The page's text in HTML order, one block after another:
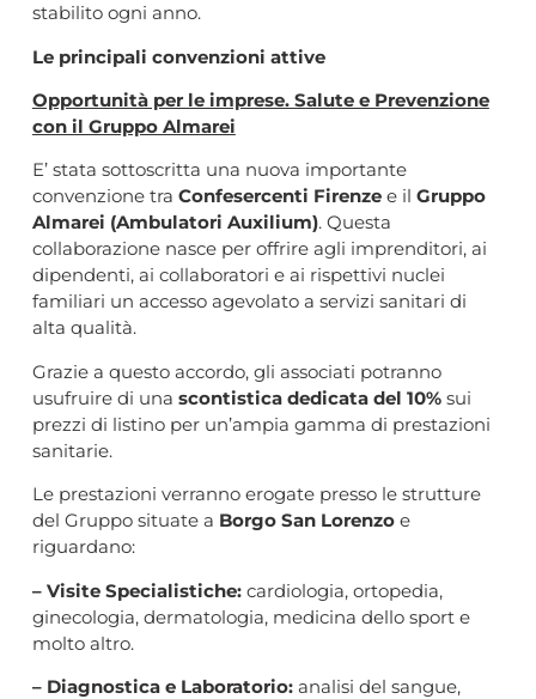
stabilito ogni anno.
Le principali convenzioni attive
Opportunità per le imprese. Salute e Prevenzione
con il Gruppo Almarei
E’ stata sottoscritta una nuova importante
convenzione tra Confesercenti Firenzee il Gruppo
Almarei (Ambulatori Auxilium). Questa
collaborazione nasce per offrire agli imprenditori, ai
dipendenti, ai collaboratori e ai rispettivi nuclei
familiari un accesso agevolato a servizi sanitari di
alta qualità.
Grazie a questo accordo, gli associati potranno
usufruire di una scontistica dedicata del 10%sui
prezzi di listino per un’ampia gamma di prestazioni
sanitarie.
Le prestazioni verranno erogate presso le strutture
del Gruppo situate a Borgo San Lorenzoe
riguardano:
– Visite Specialistiche:cardiologia, ortopedia,
ginecologia, dermatologia, medicina dello sport e
molto altro.
– Diagnostica e Laboratorio:analisi del sangue,